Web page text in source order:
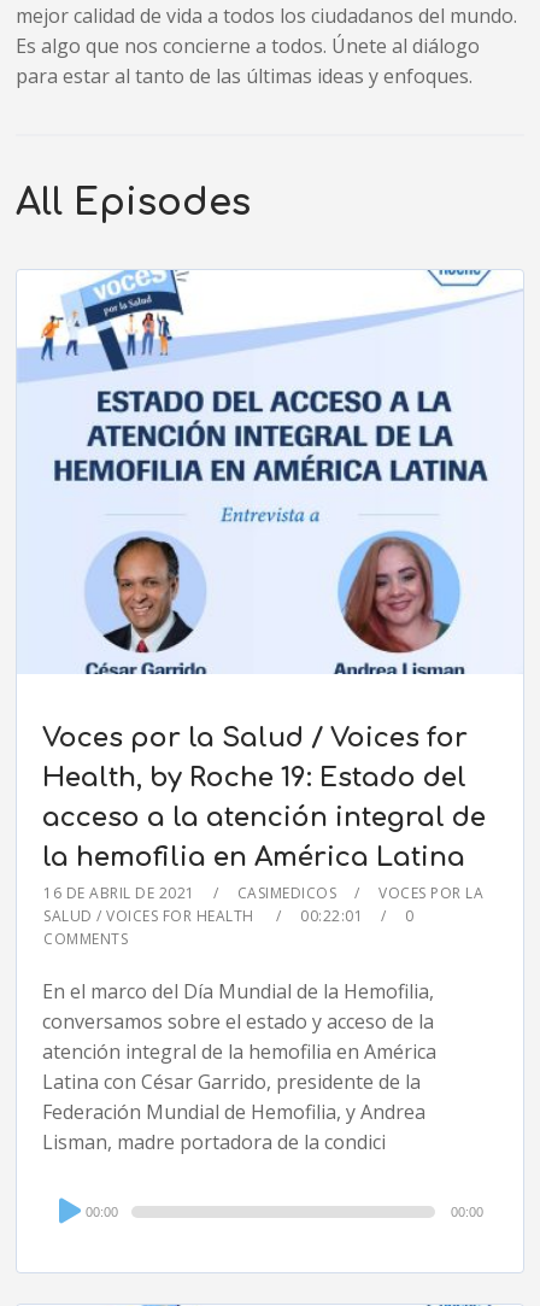
mejor calidad de vida a todos los ciudadanos del mundo.
Es algo que nos concierne a todos. Únete al diálogo
para estar al tanto de las últimas ideas y enfoques.
All Episodes
Voces por la Salud / Voices for
Health, by Roche 19: Estado del
acceso a la atención integral de
la hemofilia en América Latina
16 DE ABRIL DE 2021 CASIMEDICOS
VOCES POR LA
SALUD / VOICES FOR HEALTH
00:22:01
0
COMMENTS
En el marco del Día Mundial de la Hemofilia,
conversamos sobre el estado y acceso de la
atención integral de la hemofilia en América
Latina con César Garrido, presidente de la
Federación Mundial de Hemofilia, y Andrea
Lisman, madre portadora de la condici
Audio
Player
00:00 00:00